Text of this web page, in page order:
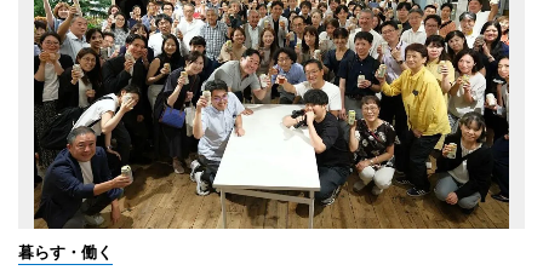
暮らす・働く